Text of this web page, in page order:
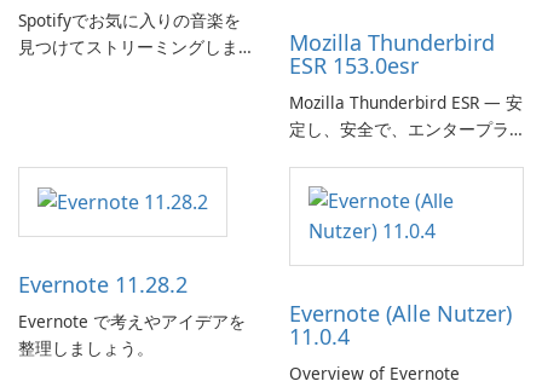
Spotifyでお気に入りの音楽を
見つけてストリーミングしま
Mozilla Thunderbird
ESR 153.0esr
Mozilla Thunderbird ESR — 安
定し、安全で、エンタープラ
Evernote 11.28.2
Evernote で考えやアイデアを
整理しましょう。
Evernote (Alle Nutzer)
11.0.4
Overview of Evernote